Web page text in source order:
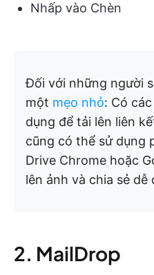
Nhấp vào Chèn
Đối với những người
một mẹo nhỏ: Có
dụng để tải lên liên
cũng có thể sử dụng
Drive Chrome hoặc
lên ảnh và chia sẻ dễ
2. MailDrop